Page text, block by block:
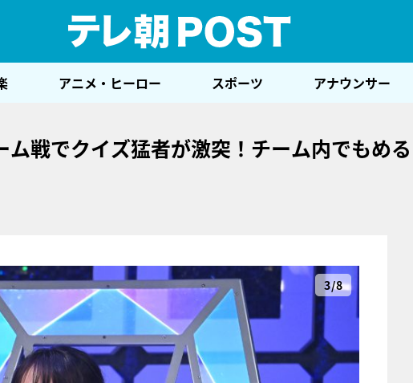
アニメ・ヒーロー スポーツ アナウンサー
戦でクイズ猛者が激突！チーム内でもめる
3/8